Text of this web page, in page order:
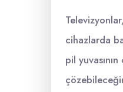
cihazlarda
pil